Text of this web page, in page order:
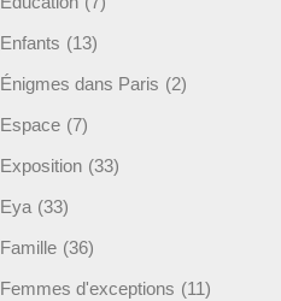
Enfants (13)
Énigmes dans Paris (2)
Espace (7)
Exposition (33)
Eya (33)
Famille (36)
Femmes d'exceptions (11)